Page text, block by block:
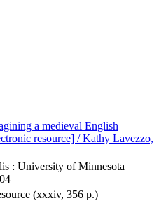
a medieval English
resource] / Kathy Lavezzo,
: University of Minnesota
(xxxiv, 356 p.)